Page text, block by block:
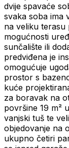
dvije spavaće
svaka soba ima
na veliku terasu
mogućnosti
sunčalište ili
predviđena je
omogućuje
prostor s
kuće
za boravak na
površine 19 m²
vanjski tuš te
objedovanje na
ukupno četiri